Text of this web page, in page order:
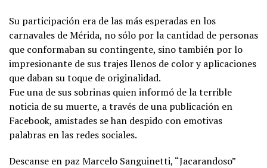
Su participación era de las más esperadas en los
carnavales de Mérida, no sólo por la cantidad de personas
que conformaban su contingente, sino también por lo
impresionante de sus trajes llenos de color y aplicaciones
que daban su toque de originalidad.
Fue una de sus sobrinas quien informó de la terrible
noticia de su muerte, a través de una publicación en
Facebook, amistades se han despido con emotivas
palabras en las redes sociales.
Descanse en paz Marcelo Sanguinetti, “Jacarandoso”